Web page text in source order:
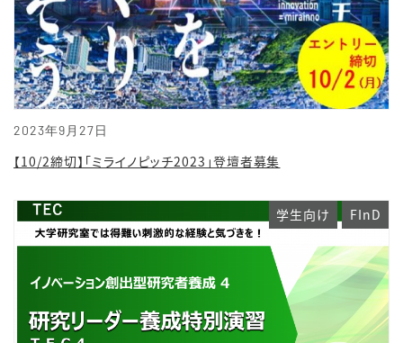
2023年9月27日
【10/2締切】「ミライノピッチ2023」登壇者募集
学生向け FInD